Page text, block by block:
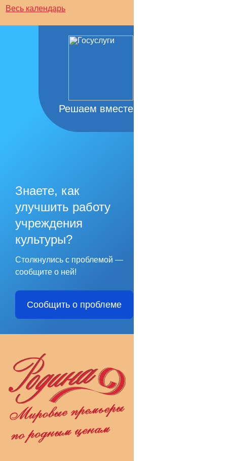
Весь календарь
Решаем вместе
Знаете, как
улучшить работу
учреждения
культуры?
Столкнулись с проблемой —
сообщите о ней!
Сообщить о проблеме